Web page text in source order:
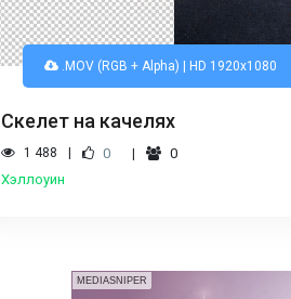
.MOV (RGB + Alpha) | HD 1920x1080
Скелет на качелях
1 488 0
0
Хэллоуин
MEDIASNIPER